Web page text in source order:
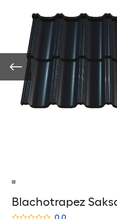
Blachotrapez